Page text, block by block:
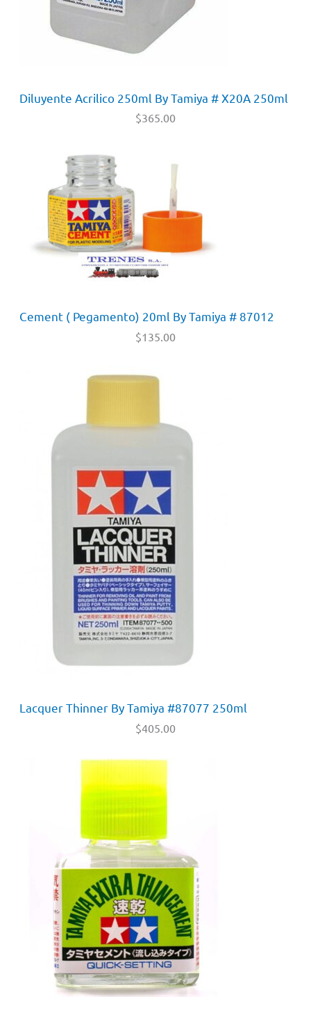
Diluyente Acrilico 250ml By Tamiya # X20A 250ml
$365.00
Cement ( Pegamento) 20ml By Tamiya # 87012
$135.00
Lacquer Thinner By Tamiya #87077 250ml
$405.00